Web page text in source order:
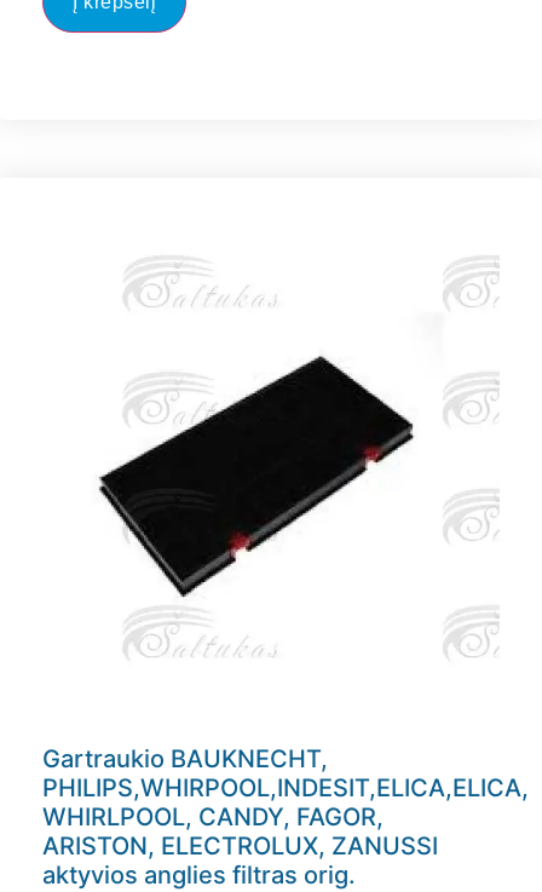
Gartraukio BAUKNECHT,
PHILIPS,WHIRPOOL,INDESIT,ELICA,ELICA,
WHIRLPOOL, CANDY, FAGOR,
ARISTON, ELECTROLUX, ZANUSSI
aktyvios anglies filtras orig.